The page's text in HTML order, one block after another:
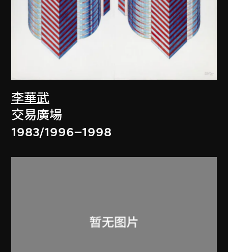
李華武
交易廣場
1983/1996–1998